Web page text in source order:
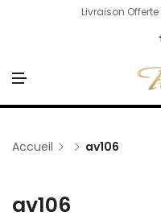
Livraison
N
U
Accueil av106
av106